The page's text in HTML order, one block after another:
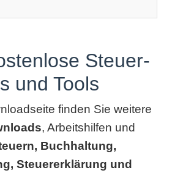
Steuer-
und Tools
finden Sie weitere
, Arbeitshilfen und
Buchhaltung,
Steuererklärung und